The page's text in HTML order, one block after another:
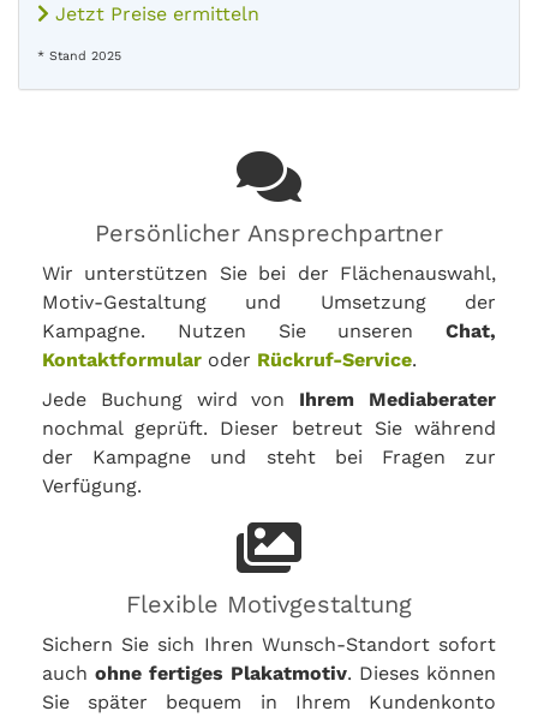
Jetzt Preise ermitteln
* Stand 2025
Persönlicher Ansprechpartner
Wir unterstützen Sie bei der Flächenauswahl,
Motiv-Gestaltung und Umsetzung der
Kampagne. Nutzen Sie unseren Chat,
Kontaktformular oder Rückruf-Service.
Jede Buchung wird von Ihrem Mediaberater
nochmal geprüft. Dieser betreut Sie während
der Kampagne und steht bei Fragen zur
Verfügung.
Flexible Motivgestaltung
Sichern Sie sich Ihren Wunsch-Standort sofort
auch ohne fertiges Plakatmotiv. Dieses können
Sie später bequem in Ihrem Kundenkonto